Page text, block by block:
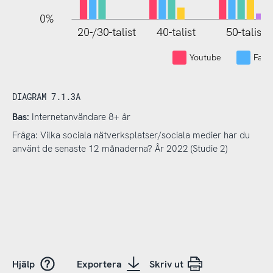
0%
20-/30-talist 40-talist 50-talist
Youtube
DIAGRAM 7.1.3A
Bas: Internetanvändare 8+ år
Fråga: Vilka sociala nätverksplatser/sociala medier har du
använt de senaste 12 månaderna? År 2022 (Studie 2)
Hjälp Exportera Skriv ut